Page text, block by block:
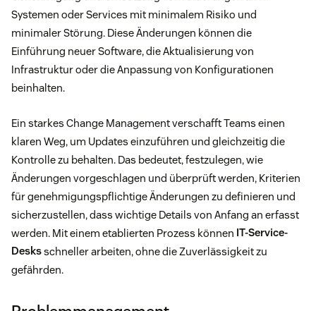
Systemen oder Services mit minimalem Risiko und
minimaler Störung. Diese Änderungen können die
Einführung neuer Software, die Aktualisierung von
Infrastruktur oder die Anpassung von Konfigurationen
beinhalten.
Ein starkes Change Management verschafft Teams einen
klaren Weg, um Updates einzuführen und gleichzeitig die
Kontrolle zu behalten. Das bedeutet, festzulegen, wie
Änderungen vorgeschlagen und überprüft werden, Kriterien
für genehmigungspflichtige Änderungen zu definieren und
sicherzustellen, dass wichtige Details von Anfang an erfasst
werden. Mit einem etablierten Prozess können IT-Service-
Desksschneller arbeiten, ohne die Zuverlässigkeit zu
gefährden.